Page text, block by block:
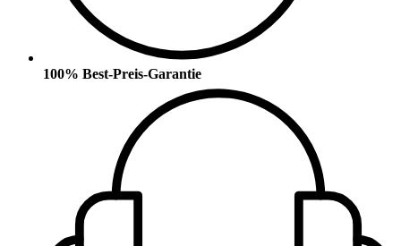
100% Best-Preis-Garantie